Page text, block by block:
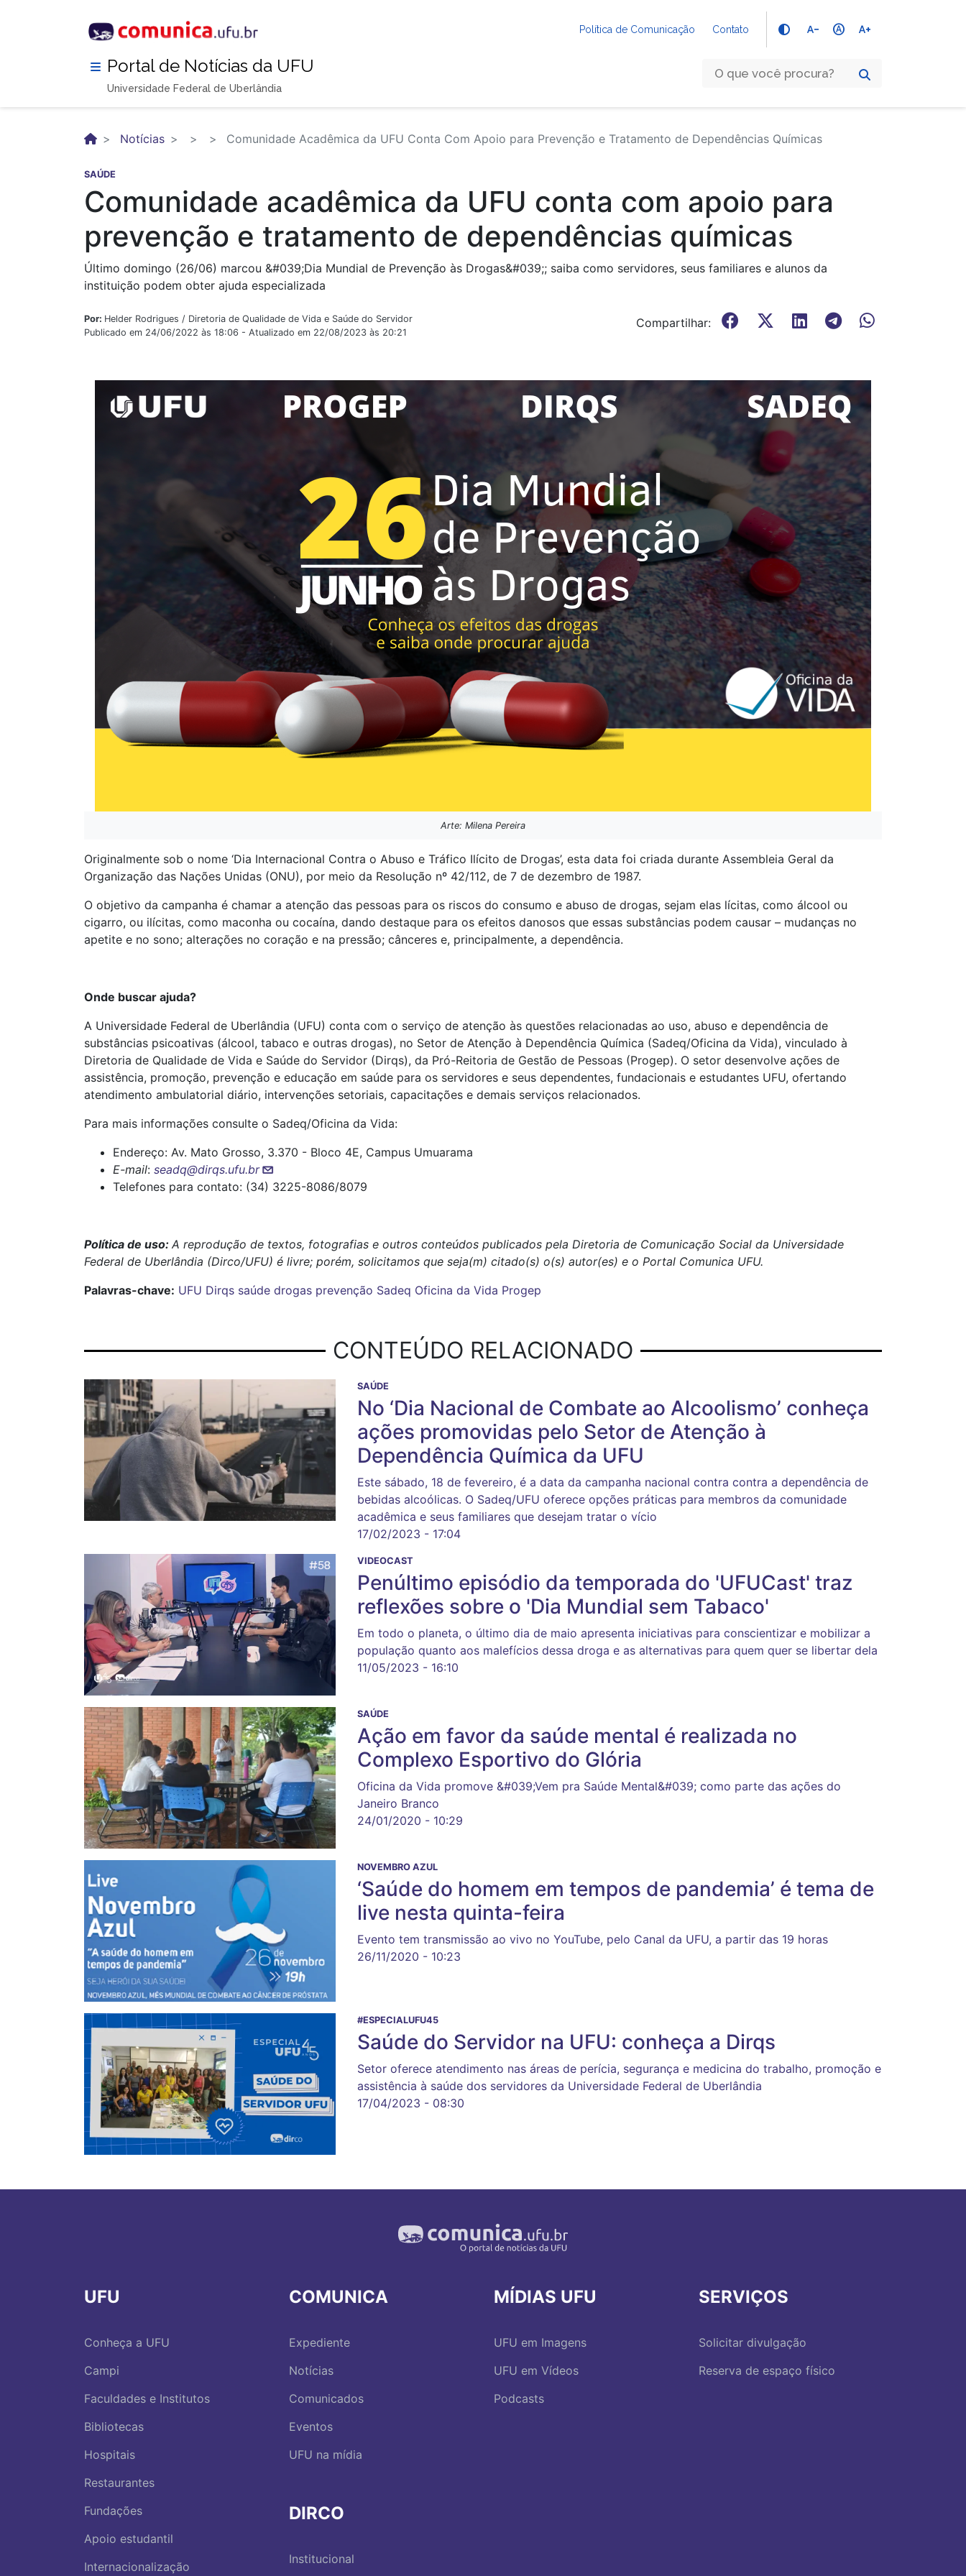
Política de Comunicação Contato text_decrease hdr_auto text_increase
Portal de Notícias da UFU
Universidade Federal de Uberlândia
Notícias Comunidade Acadêmica da UFU Conta Com Apoio para Prevenção e Tratamento de Dependências Químicas
SAÚDE
Comunidade acadêmica da UFU conta com apoio para
prevenção e tratamento de dependências químicas
Último domingo (26/06) marcou &#039;Dia Mundial de Prevenção às Drogas&#039;; saiba como servidores, seus familiares e alunos da
instituição podem obter ajuda especializada
Por: Helder Rodrigues / Diretoria de Qualidade de Vida e Saúde do Servidor
Publicado em 24/06/2022 às 18:06 - Atualizado em 22/08/2023 às 20:21
Compartilhar:
Arte: Milena Pereira
Originalmente sob o nome ‘Dia Internacional Contra o Abuso e Tráfico Ilícito de Drogas’, esta data foi criada durante Assembleia Geral da
Organização das Nações Unidas (ONU), por meio da Resolução nº 42/112, de 7 de dezembro de 1987.
O objetivo da campanha é chamar a atenção das pessoas para os riscos do consumo e abuso de drogas, sejam elas lícitas, como álcool ou
cigarro, ou ilícitas, como maconha ou cocaína, dando destaque para os efeitos danosos que essas substâncias podem causar – mudanças no
apetite e no sono; alterações no coração e na pressão; cânceres e, principalmente, a dependência.
Onde buscar ajuda?
A Universidade Federal de Uberlândia (UFU) conta com o serviço de atenção às questões relacionadas ao uso, abuso e dependência de
substâncias psicoativas (álcool, tabaco e outras drogas), no Setor de Atenção à Dependência Química (Sadeq/Oficina da Vida), vinculado à
Diretoria de Qualidade de Vida e Saúde do Servidor (Dirqs), da Pró-Reitoria de Gestão de Pessoas (Progep). O setor desenvolve ações de
assistência, promoção, prevenção e educação em saúde para os servidores e seus dependentes, fundacionais e estudantes UFU, ofertando
atendimento ambulatorial diário, intervenções setoriais, capacitações e demais serviços relacionados.
Para mais informações consulte o Sadeq/Oficina da Vida:
Endereço: Av. Mato Grosso, 3.370 - Bloco 4E, Campus Umuarama
E-mail: seadq@dirqs.ufu.br
Telefones para contato: (34) 3225-8086/8079
Política de uso: A reprodução de textos, fotografias e outros conteúdos publicados pela Diretoria de Comunicação Social da Universidade
Federal de Uberlândia (Dirco/UFU) é livre; porém, solicitamos que seja(m) citado(s) o(s) autor(es) e o Portal Comunica UFU.
Palavras-chave: UFU Dirqs saúde drogas prevenção Sadeq Oficina da Vida Progep
CONTEÚDO RELACIONADO
SAÚDE
No ‘Dia Nacional de Combate ao Alcoolismo’ conheça
ações promovidas pelo Setor de Atenção à
Dependência Química da UFU
Este sábado, 18 de fevereiro, é a data da campanha nacional contra contra a dependência de
bebidas alcoólicas. O Sadeq/UFU oferece opções práticas para membros da comunidade
acadêmica e seus familiares que desejam tratar o vício
17/02/2023 - 17:04
VIDEOCAST
Penúltimo episódio da temporada do 'UFUCast' traz
reflexões sobre o 'Dia Mundial sem Tabaco'
Em todo o planeta, o último dia de maio apresenta iniciativas para conscientizar e mobilizar a
população quanto aos malefícios dessa droga e as alternativas para quem quer se libertar dela
11/05/2023 - 16:10
SAÚDE
Ação em favor da saúde mental é realizada no
Complexo Esportivo do Glória
Oficina da Vida promove &#039;Vem pra Saúde Mental&#039; como parte das ações do
Janeiro Branco
24/01/2020 - 10:29
NOVEMBRO AZUL
‘Saúde do homem em tempos de pandemia’ é tema de
live nesta quinta-feira
Evento tem transmissão ao vivo no YouTube, pelo Canal da UFU, a partir das 19 horas
26/11/2020 - 10:23
#ESPECIALUFU45
Saúde do Servidor na UFU: conheça a Dirqs
Setor oferece atendimento nas áreas de perícia, segurança e medicina do trabalho, promoção e
assistência à saúde dos servidores da Universidade Federal de Uberlândia
17/04/2023 - 08:30
UFU
Conheça a UFU
Campi
Faculdades e Institutos
Bibliotecas
Hospitais
Restaurantes
Fundações
Apoio estudantil
Internacionalização
COMUNICA
Expediente
Notícias
Comunicados
Eventos
UFU na mídia
DIRCO
Institucional
MÍDIAS UFU
UFU em Imagens
UFU em Vídeos
Podcasts
SERVIÇOS
Solicitar divulgação
Reserva de espaço físico